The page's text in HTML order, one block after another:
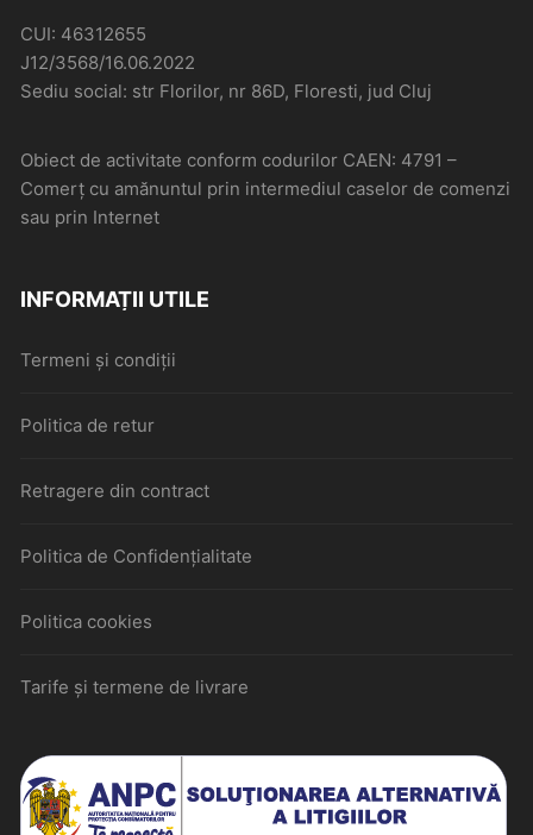
CUI: 46312655
J12/3568/16.06.2022
Sediu social: str Florilor, nr 86D, Floresti, jud Cluj
Obiect de activitate conform codurilor CAEN: 4791 –
Comerţ cu amănuntul prin intermediul caselor de comenzi
sau prin Internet
INFORMAȚII UTILE
Termeni și condiții
Politica de retur
Retragere din contract
Politica de Confidențialitate
Politica cookies
Tarife și termene de livrare